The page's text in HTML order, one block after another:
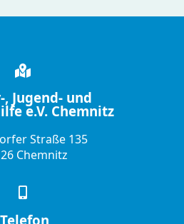
Jugend- und
e.V. Chemnitz
Straße 135
Chemnitz
Telefon